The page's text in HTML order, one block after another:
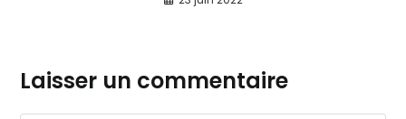
Laisser un commentaire